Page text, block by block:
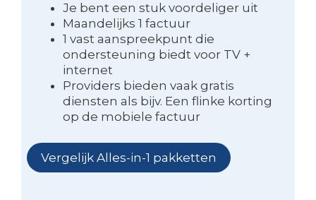
Je bent een stuk voordeliger uit
Maandelijks 1 factuur
1 vast aanspreekpunt die
ondersteuning biedt voor TV +
internet
Providers bieden vaak gratis
diensten als bijv. Een flinke korting
op de mobiele factuur
Vergelijk Alles-in-1 pakketten